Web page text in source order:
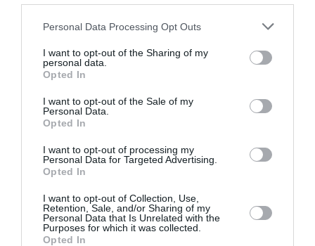
Personal Data Processing Opt Outs
I want to opt-out of the Sharing of my
personal data.
Opted In
I want to opt-out of the Sale of my
Personal Data.
Opted In
I want to opt-out of processing my
Personal Data for Targeted Advertising.
Opted In
I want to opt-out of Collection, Use,
Retention, Sale, and/or Sharing of my
Personal Data that Is Unrelated with the
Purposes for which it was collected.
Opted In
Σχετικά Άρθρα
Athens Baroque
Festival 2026 με ένα
πρόγραμμα γεμάτο
Φεστιβάλ Αθηνών
Επιδαύρου 2026:
Ένας προορισμός –
που δεν πρέπει να
χάσετε